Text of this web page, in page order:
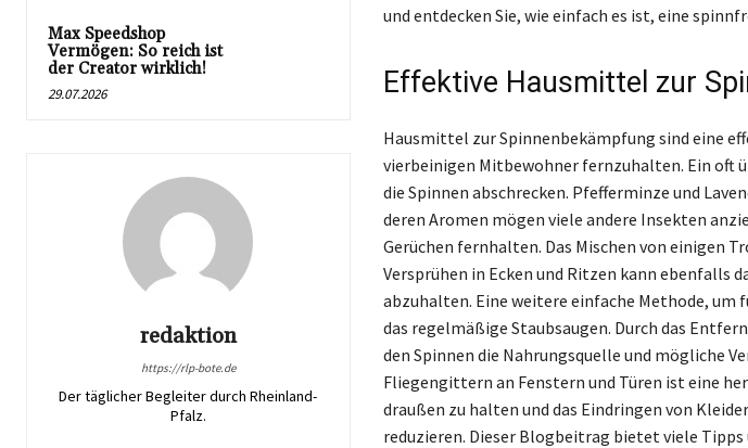
Max Speedshop
Vermögen: So reich ist
der Creator wirklich!
29.07.2026
redaktion
https://rlp-bote.de
Der täglicher Begleiter durch Rheinland-
Pfalz.
und entdecken Sie, wie einfach es ist, eine
Effektive Hausmittel zur
Hausmittel zur Spinnenbekämpfung sind eine
vierbeinigen Mitbewohner fernzuhalten. Ein oft
die Spinnen abschrecken. Pfefferminze und
deren Aromen mögen viele andere Insekten
Gerüchen fernhalten. Das Mischen von einigen
Versprühen in Ecken und Ritzen kann ebenfalls
abzuhalten. Eine weitere einfache Methode, um
das regelmäßige Staubsaugen. Durch das
den Spinnen die Nahrungsquelle und mögliche
Fliegengittern an Fenstern und Türen ist eine
draußen zu halten und das Eindringen von
reduzieren. Dieser Blogbeitrag bietet viele